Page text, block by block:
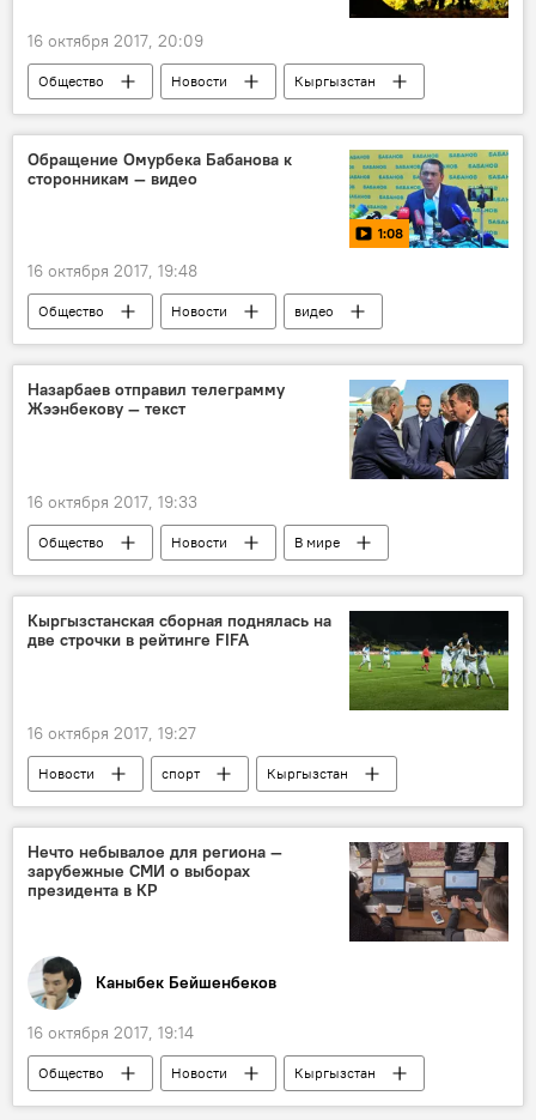
16 октября 2017, 20:09
Общество Новости
Кыргызстан
прогноз погоды
осадки тепло
Обращение Омурбека Бабанова к
сторонникам — видео
1:08
16 октября 2017, 19:48
Общество Новости
видео
Кыргызстан
Мультимедиа
Талас
Омурбек Бабанов
митинг
обращение
Назарбаев отправил телеграмму
Жээнбекову — текст
16 октября 2017, 19:33
Общество Новости
В мире
Кыргызстан
Азия
Нурсултан Назарбаев
Сооронбай Жээнбеков
Кыргызстанская сборная поднялась на
две строчки в рейтинге FIFA
16 октября 2017, 19:27
Новости спорт
Кыргызстан
FIFA
Федерация футбола Кыргызской Республики
Кыргызстан в мировых рейтингах
Нечто небывалое для региона —
зарубежные СМИ о выборах
президента в КР
Каныбек Бейшенбеков
16 октября 2017, 19:14
Общество Новости
Кыргызстан
Политика
Пресс-дайджест
В мире